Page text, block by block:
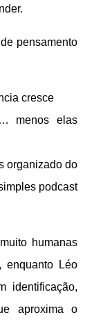
pensamento
cresce
menos elas
organizado do
podcast
humanas
enquanto Léo
identificação,
aproxima o